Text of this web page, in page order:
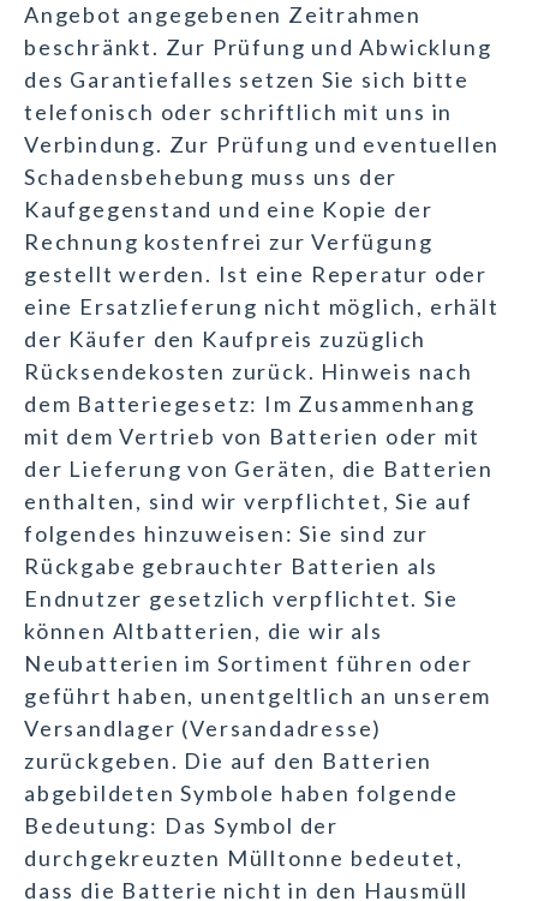
Angebot angegebenen Zeitrahmen
beschränkt. Zur Prüfung und Abwicklung
des Garantiefalles setzen Sie sich bitte
telefonisch oder schriftlich mit uns in
Verbindung. Zur Prüfung und eventuellen
Schadensbehebung muss uns der
Kaufgegenstand und eine Kopie der
Rechnung kostenfrei zur Verfügung
gestellt werden. Ist eine Reperatur oder
eine Ersatzlieferung nicht möglich, erhält
der Käufer den Kaufpreis zuzüglich
Rücksendekosten zurück. Hinweis nach
dem Batteriegesetz: Im Zusammenhang
mit dem Vertrieb von Batterien oder mit
der Lieferung von Geräten, die Batterien
enthalten, sind wir verpflichtet, Sie auf
folgendes hinzuweisen: Sie sind zur
Rückgabe gebrauchter Batterien als
Endnutzer gesetzlich verpflichtet. Sie
können Altbatterien, die wir als
Neubatterien im Sortiment führen oder
geführt haben, unentgeltlich an unserem
Versandlager (Versandadresse)
zurückgeben. Die auf den Batterien
abgebildeten Symbole haben folgende
Bedeutung: Das Symbol der
durchgekreuzten Mülltonne bedeutet,
dass die Batterie nicht in den Hausmüll